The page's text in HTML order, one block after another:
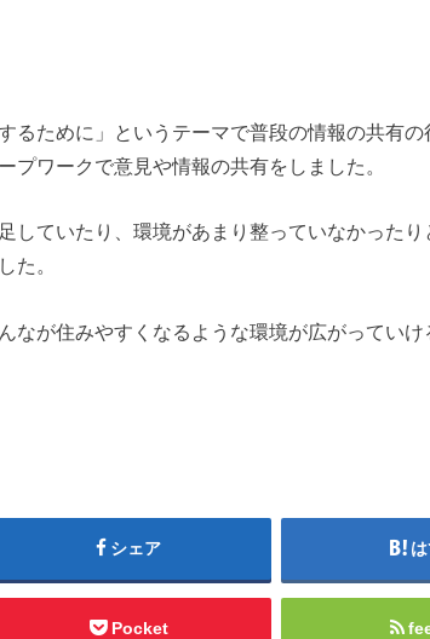
るために」というテーマで普段の情報の共有
プワークで意見や情報の共有をしました。
していたり、環境があまり整っていなかったり
た。
なが住みやすくなるような環境が広がっていけ
シェア
Pocket